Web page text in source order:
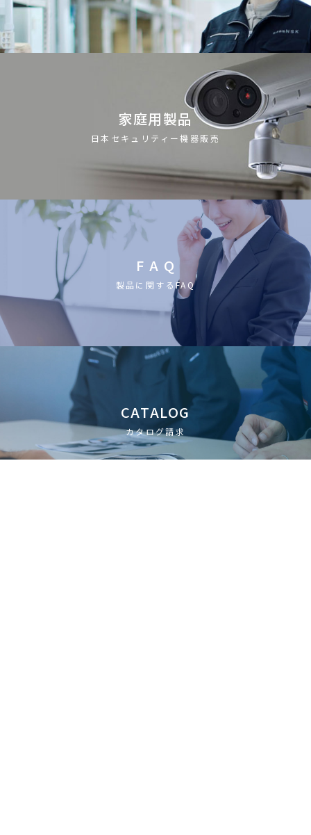
家庭用製品
日本セキュリティー機器販売
F A Q
製品に関するFAQ
CATALOG
カタログ請求